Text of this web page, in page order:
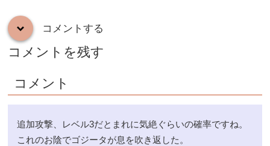
down コメントする
コメントを残す
コメント
追加攻撃、レベル3だとまれに気絶ぐらいの確率ですね。
これのお陰でゴジータが息を吹き返した。